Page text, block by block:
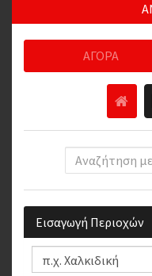
ΑΓΟΡΆ
Εισαγωγή Περιοχών